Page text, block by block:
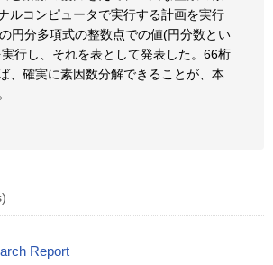
ルコンピュータで実行する計画を実行
円分多項式の整数点での値(円分数とい
行し、それを表として発表した。66桁
、確実に素因数分解できることが、本
Report